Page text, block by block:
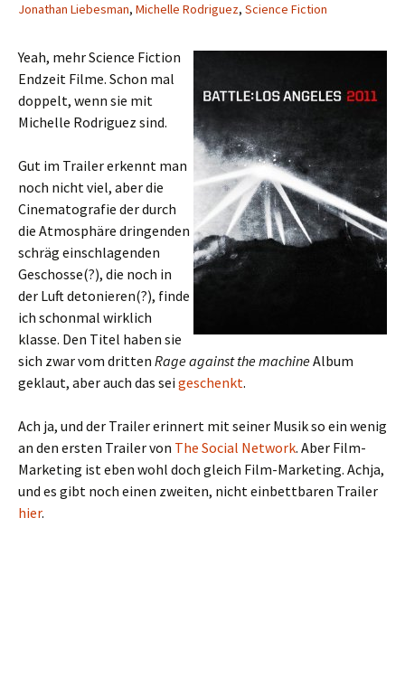
Jonathan Liebesman, Michelle Rodriguez, Science Fiction
Yeah, mehr Science Fiction
Endzeit Filme. Schon mal
doppelt, wenn sie mit
Michelle Rodriguez sind.
Gut im Trailer erkennt man
noch nicht viel, aber die
Cinematografie der durch
die Atmosphäre dringenden
schräg einschlagenden
Geschosse(?), die noch in
der Luft detonieren(?), finde
ich schonmal wirklich
klasse. Den Titel haben sie
sich zwar vom dritten Rage against the machineAlbum
geklaut, aber auch das sei geschenkt.
Ach ja, und der Trailer erinnert mit seiner Musik so ein wenig
an den ersten Trailer von The Social Network. Aber Film-
Marketing ist eben wohl doch gleich Film-Marketing. Achja,
und es gibt noch einen zweiten, nicht einbettbaren Trailer
hier.